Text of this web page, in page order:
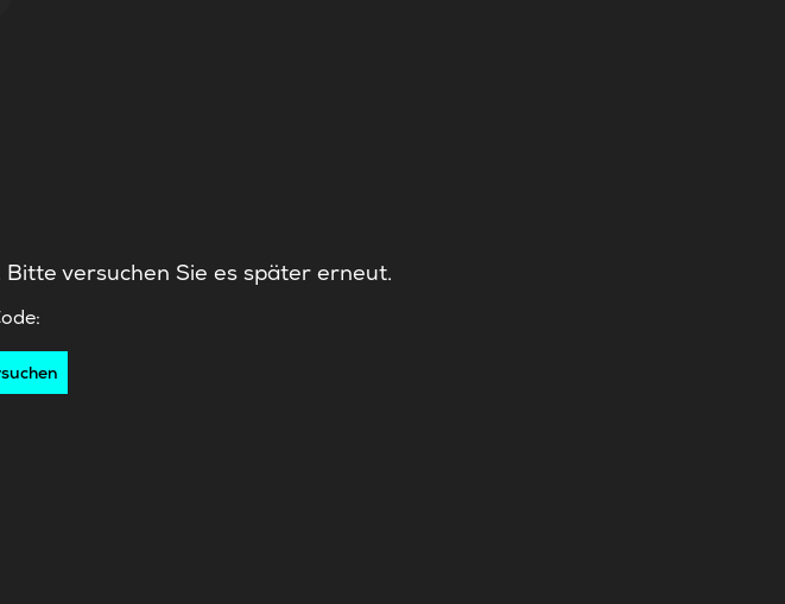
versuchen Sie es später erneut.